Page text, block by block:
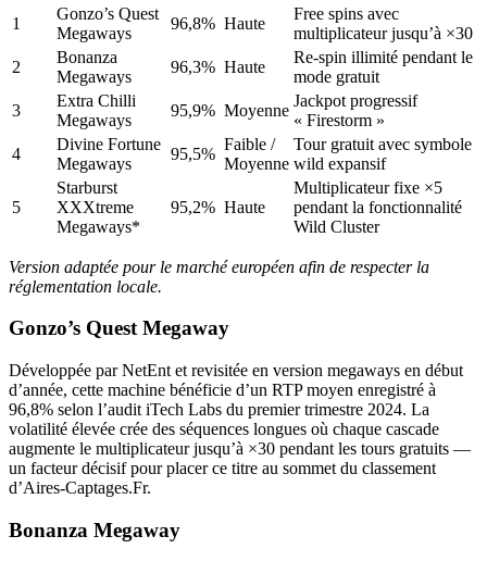
1
Gonzo’s Quest
Megaways
96,8% Haute
Free spins avec
multiplicateur jusqu’à ×30
2
Bonanza
Megaways
96,3% Haute
Re‑spin illimité pendant le
mode gratuit
3
Extra Chilli
Megaways
95,9% Moyenne
Jackpot progressif
« Firestorm »
4
Divine Fortune
Megaways
95,5%
Faible /
Moyenne
Tour gratuit avec symbole
wild expansif
5
Starburst
XXXtreme
Megaways*
95,2% Haute
Multiplicateur fixe ×5
pendant la fonctionnalité
Wild Cluster
Version adaptée pour le marché européen afin de respecter la
réglementation locale.
Gonzo’s Quest Megaway
Développée par NetEnt et revisitée en version megaways en début
d’année, cette machine bénéficie d’un RTP moyen enregistré à
96,8% selon l’audit iTech Labs du premier trimestre 2024. La
volatilité élevée crée des séquences longues où chaque cascade
augmente le multiplicateur jusqu’à ×30 pendant les tours gratuits —
un facteur décisif pour placer ce titre au sommet du classement
d’Aires‑Captages.Fr.
Bonanza Megaway